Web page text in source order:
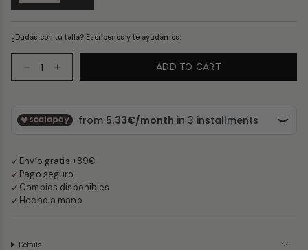
¿Dudas con tu talla? Escríbenos y te ayudamos.
ADD TO CART
✓ Envío gratis +89€
✓ Pago seguro
✓ Cambios disponibles
✓ Hecho a mano
Details